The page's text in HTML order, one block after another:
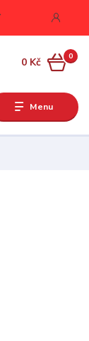
Menu
0
0 Kč